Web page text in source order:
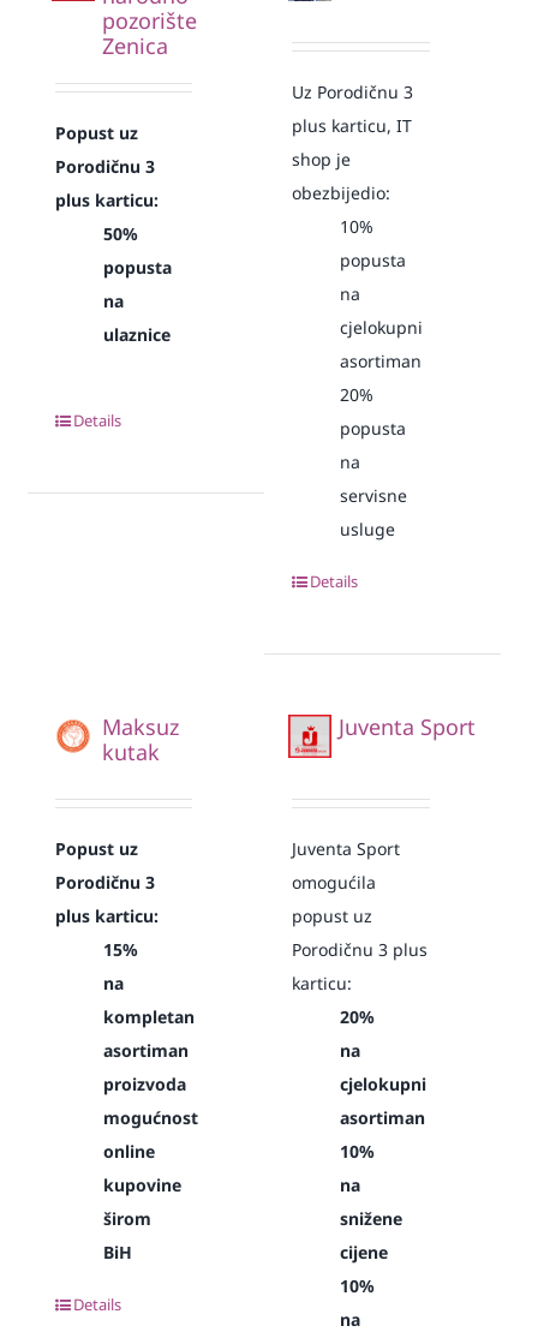
pozorište
Zenica
Popust uz
Porodičnu 3
plus karticu:
50%
popusta
na
ulaznice
Details
Uz Porodičnu 3
plus karticu, IT
shop je
obezbijedio:
10%
popusta
na
cjelokupni
asortiman
20%
popusta
na
servisne
usluge
Details
Maksuz
kutak
Popust uz
Porodičnu 3
plus karticu:
15%
na
kompletan
asortiman
proizvoda
mogućnost
online
kupovine
širom
BiH
Details
Juventa Sport
Juventa Sport
omogućila
popust uz
Porodičnu 3 plus
karticu:
20%
na
cjelokupni
asortiman
10%
na
snižene
cijene
10%
na